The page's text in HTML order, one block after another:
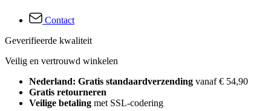
Contact
Geverifieerde kwaliteit
Veilig en vertrouwd winkelen
Nederland: Gratis standaardverzending vanaf € 54,90
Gratis retourneren
Veilige betaling met SSL-codering